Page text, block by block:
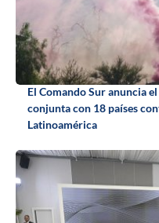
El Comando Sur anuncia
conjunta con 18 países
Latinoamérica